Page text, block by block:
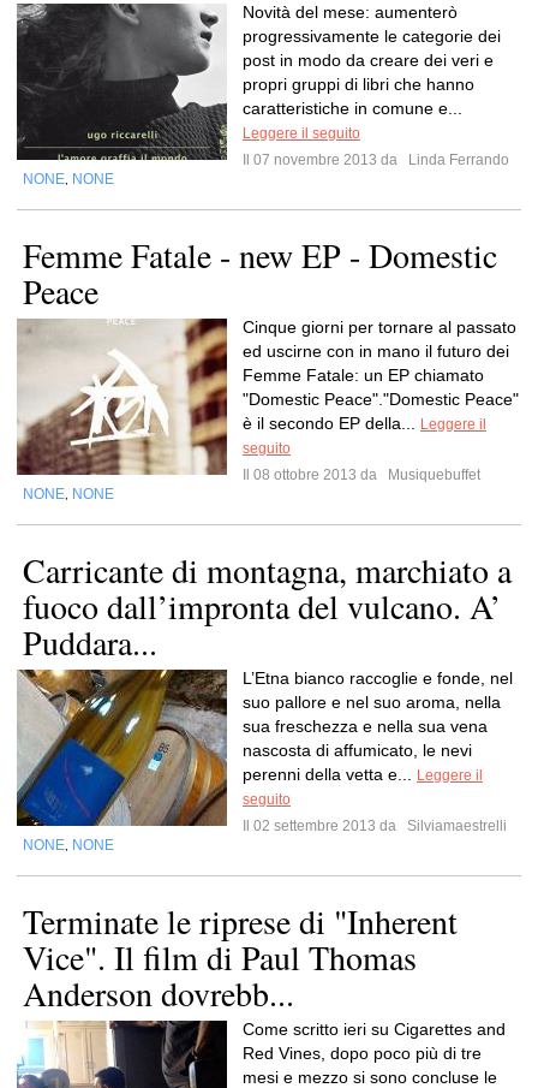
Novità del mese: aumenterò
progressivamente le categorie dei
post in modo da creare dei veri e
propri gruppi di libri che hanno
caratteristiche in comune e...
Leggere il seguito
Il 07 novembre 2013 da
Linda Ferrando
NONE NONE
Femme Fatale - new EP - Domestic
Peace
Cinque giorni per tornare al passato
ed uscirne con in mano il futuro dei
Femme Fatale: un EP chiamato
"Domestic Peace"."Domestic Peace"
è il secondo EP della...
Leggere il
seguito
Il 08 ottobre 2013 da
Musiquebuffet
NONE NONE
Carricante di montagna, marchiato a
fuoco dall’impronta del vulcano. A’
Puddara...
L’Etna bianco raccoglie e fonde, nel
suo pallore e nel suo aroma, nella
sua freschezza e nella sua vena
nascosta di affumicato, le nevi
perenni della vetta e...
Leggere il
seguito
Il 02 settembre 2013 da
Silviamaestrelli
NONE NONE
Terminate le riprese di "Inherent
Vice". Il film di Paul Thomas
Anderson dovrebb...
Come scritto ieri su Cigarettes and
Red Vines, dopo poco più di tre
mesi e mezzo si sono concluse le